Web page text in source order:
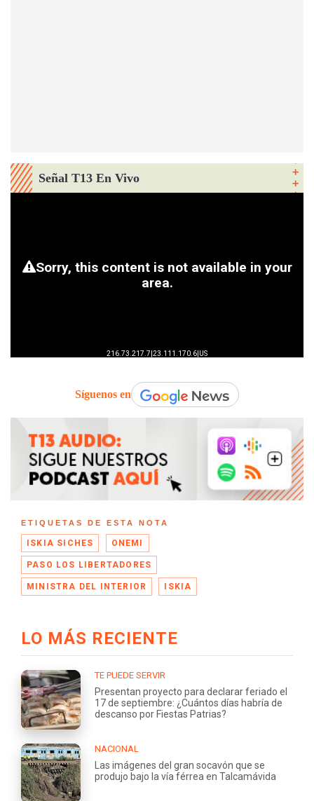
Señal T13 En Vivo
Síguenos en
ETIQUETAS DE ESTA NOTA
ISKIA SICHES ONEMI
PASO LOS LIBERTADORES
MINISTRA DEL INTERIOR ISKIA
LO MÁS RECIENTE
TE PUEDE SERVIR
Presentan proyecto para declarar feriado el
17 de septiembre: ¿Cuántos días habría de
descanso por Fiestas Patrias?
NACIONAL
Las imágenes del gran socavón que se
produjo bajo la vía férrea en Talcamávida